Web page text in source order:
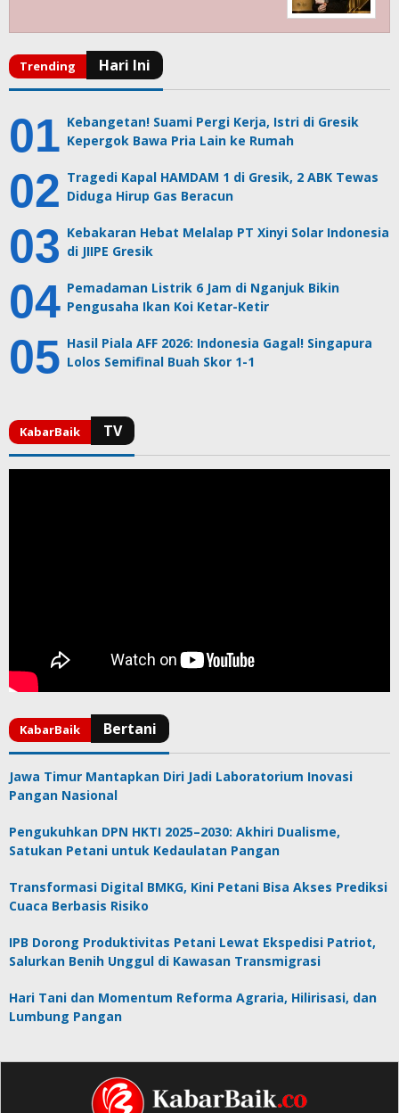
Kebangetan! Suami Pergi Kerja, Istri di Gresik
Kepergok Bawa Pria Lain ke Rumah
Tragedi Kapal HAMDAM 1 di Gresik, 2 ABK Tewas
Diduga Hirup Gas Beracun
Kebakaran Hebat Melalap PT Xinyi Solar Indonesia
di JIIPE Gresik
Pemadaman Listrik 6 Jam di Nganjuk Bikin
Pengusaha Ikan Koi Ketar-Ketir
Hasil Piala AFF 2026: Indonesia Gagal! Singapura
Lolos Semifinal Buah Skor 1-1
Jawa Timur Mantapkan Diri Jadi Laboratorium Inovasi
Pangan Nasional
Pengukuhkan DPN HKTI 2025–2030: Akhiri Dualisme,
Satukan Petani untuk Kedaulatan Pangan
Transformasi Digital BMKG, Kini Petani Bisa Akses Prediksi
Cuaca Berbasis Risiko
IPB Dorong Produktivitas Petani Lewat Ekspedisi Patriot,
Salurkan Benih Unggul di Kawasan Transmigrasi
Hari Tani dan Momentum Reforma Agraria, Hilirisasi, dan
Lumbung Pangan